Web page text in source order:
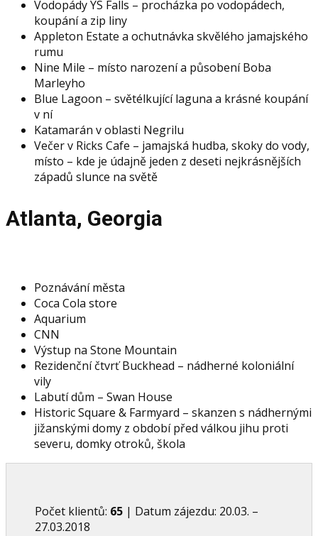
Vodopády YS Falls – procházka po vodopádech,
koupání a zip liny
Appleton Estate a ochutnávka skvělého jamajského
rumu
Nine Mile – místo narození a působení Boba
Marleyho
Blue Lagoon – světélkující laguna a krásné koupání
v ní
Katamarán v oblasti Negrilu
Večer v Ricks Cafe – jamajská hudba, skoky do vody,
místo – kde je údajně jeden z deseti nejkrásnějších
západů slunce na světě
Atlanta, Georgia
Poznávání města
Coca Cola store
Aquarium
CNN
Výstup na Stone Mountain
Rezidenční čtvrť Buckhead – nádherné koloniální
vily
Labutí dům – Swan House
Historic Square & Farmyard – skanzen s nádhernými
jižanskými domy z období před válkou jihu proti
severu, domky otroků, škola
Počet klientů: 65 | Datum zájezdu: 20.03. –
27.03.2018